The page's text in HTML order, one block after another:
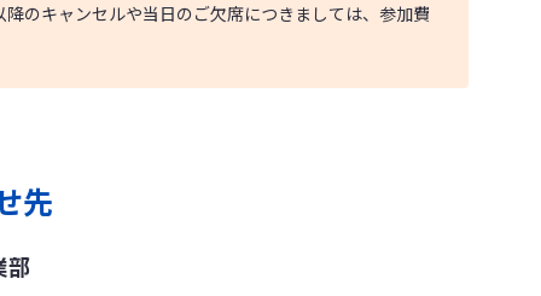
のキャンセルや当日のご欠席につきましては、参加費
先
部